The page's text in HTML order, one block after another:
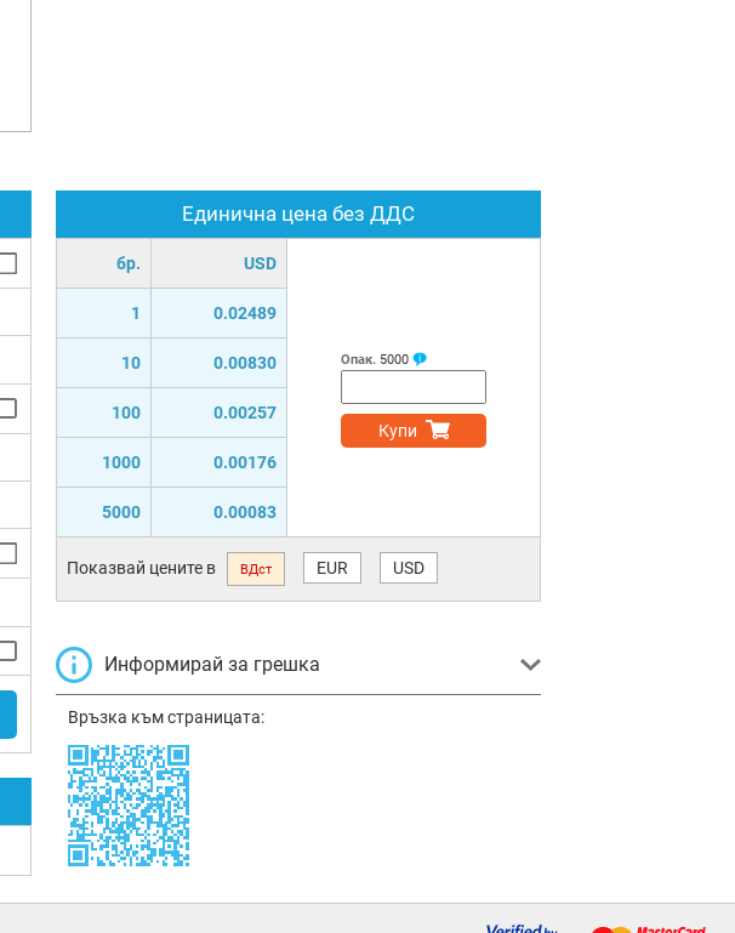
Единична цена без ДДС
бр. USD
1 0.02489
10 0.00830
100 0.00257
1000 0.00176
5000 0.00083
Опак. 5000
Купи
Показвай цените в ВДст EUR USD
Информирай за грешка
Връзка към страницата: